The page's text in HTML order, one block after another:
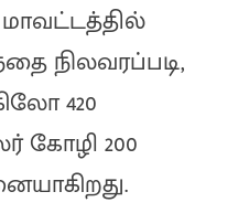
நிலவரப்படி,
420
கோழி 200